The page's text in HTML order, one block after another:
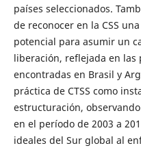
países seleccionados.
de reconocer en la CSS
potencial para asumir un
liberación, reflejada en las
encontradas en Brasil y
práctica de CTSS como
estructuración,
en el período de 2003 a
ideales del Sur global al